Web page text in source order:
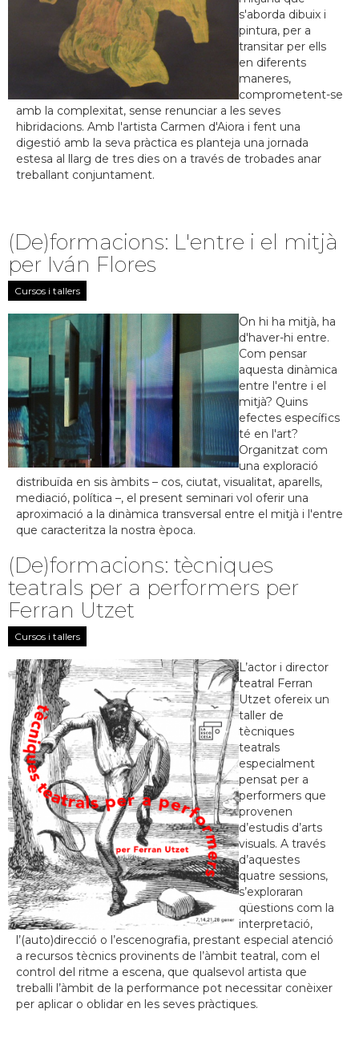
s'aborda dibuix i
pintura, per a
transitar per ells
en diferents
maneres,
comprometent-se
amb la complexitat, sense renunciar a les seves
hibridacions. Amb l'artista Carmen d'Aiora i fent una
digestió amb la seva pràctica es planteja una jornada
estesa al llarg de tres dies on a través de trobades anar
treballant conjuntament.
(De)formacions: L'entre i el mitjà
per Iván Flores
Cursos i tallers
On hi ha mitjà, ha
d'haver-hi entre.
Com pensar
aquesta dinàmica
entre l'entre i el
mitjà? Quins
efectes específics
té en l'art?
Organitzat com
una exploració
distribuïda en sis àmbits – cos, ciutat, visualitat, aparells,
mediació, política –, el present seminari vol oferir una
aproximació a la dinàmica transversal entre el mitjà i l'entre
que caracteritza la nostra època.
(De)formacions: tècniques
teatrals per a performers per
Ferran Utzet
Cursos i tallers
L’actor i director
teatral Ferran
Utzet ofereix un
taller de
tècniques
teatrals
especialment
pensat per a
performers que
provenen
d’estudis d’arts
visuals. A través
d’aquestes
quatre sessions,
s’exploraran
qüestions com la
interpretació,
l’(auto)direcció o l’escenografia, prestant especial atenció
a recursos tècnics provinents de l’àmbit teatral, com el
control del ritme a escena, que qualsevol artista que
treballi l’àmbit de la performance pot necessitar conèixer
per aplicar o oblidar en les seves pràctiques.